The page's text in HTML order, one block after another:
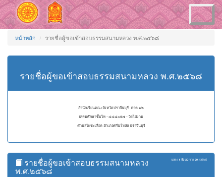
Toggle
navigation
หน้าหลัก รายชื่อผู้ขอเข้าสอบธรรมสนามหลวง พ.ศ.๒๕๖๘
รายชื่อผู้ขอเข้าสอบธรรมสนามหลวง พ.ศ.๒๕๖๘
สำนักเรียนคณะจังหวัดปราจีนบุรี ภาค ๑๒
ธรรมศึกษาชั้นโท - ๔๔๘๐๕๗ - วัดไผ่งาม
ตำบลไผ่ชะเลือด อำเภอศรีมโหสถ ปราจีนบุรี
แสดง 1 ถึง 20 จาก 20 ผลลัพธ์
รายชื่อผู้ขอเข้าสอบธรรมสนามหลวง
พ.ศ.๒๕๖๘